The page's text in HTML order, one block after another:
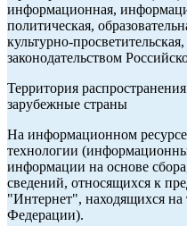
информационная,
политическая,
культурно-
законодательством
Территория
зарубежные страны
На информационном
технологии
информации на основе
сведений, относящихся к
"Интернет", находящихся на
Федерации).